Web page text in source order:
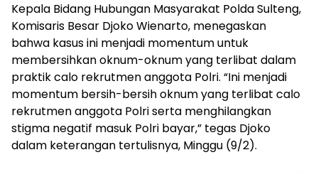
Kepala Bidang Hubungan Masyarakat Polda Sulteng,
Komisaris Besar Djoko Wienarto, menegaskan
bahwa kasus ini menjadi momentum untuk
membersihkan oknum-oknum yang terlibat dalam
praktik calo rekrutmen anggota Polri. “Ini menjadi
momentum bersih-bersih oknum yang terlibat calo
rekrutmen anggota Polri serta menghilangkan
stigma negatif masuk Polri bayar,” tegas Djoko
dalam keterangan tertulisnya, Minggu (9/2).